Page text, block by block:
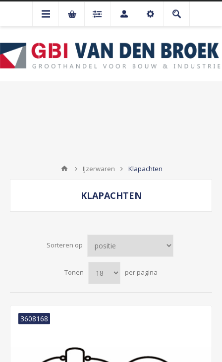
IJzerwaren Klapachten
KLAPACHTEN
Sorteren op
Tonen per pagina
3608168